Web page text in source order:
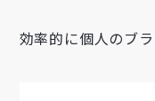
効率的に個人のブ